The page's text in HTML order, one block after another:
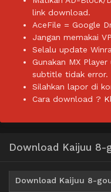
link download.
AceFile = Google
Jangan memakai
Selalu update
Gunakan MX
subtitle tidak error.
Silahkan lapor di
Cara download ?
Download Kaijuu 8-
Download Kaijuu 8-